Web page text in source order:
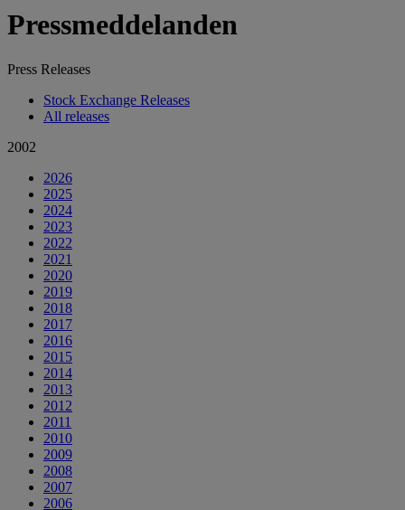
Pressmeddelanden
Press Releases
Stock Exchange Releases
All releases
2002
2026
2025
2024
2023
2022
2021
2020
2019
2018
2017
2016
2015
2014
2013
2012
2011
2010
2009
2008
2007
2006